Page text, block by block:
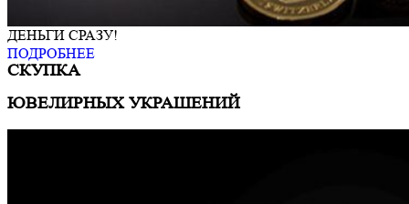
ДЕНЬГИ СРАЗУ!
ПОДРОБНЕЕ
СКУПКА
ЮВЕЛИРНЫХ УКРАШЕНИЙ